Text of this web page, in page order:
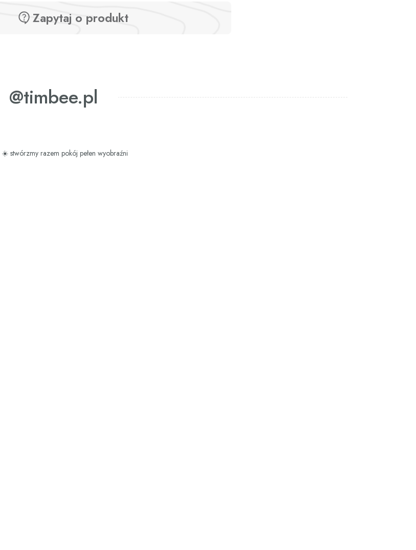
Zapytaj o produkt
@timbee.pl
☀️ stwórzmy razem pokój pełen wyobraźni